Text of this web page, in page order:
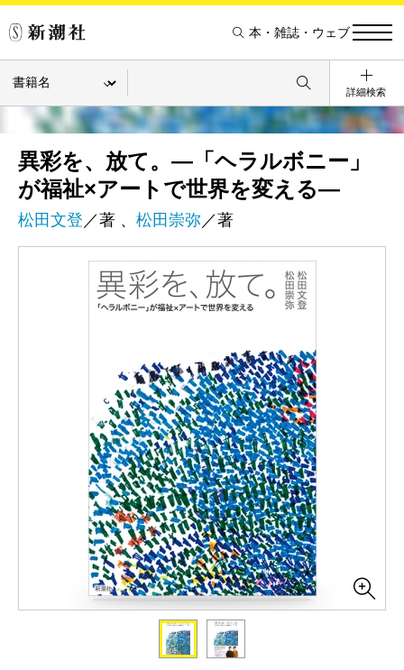
本・雑誌・ウェブ
詳細検索
異彩を、放て。―「ヘラルボニー」
が福祉×アートで世界を変える―
松田文登 ／著 、 松田崇弥／著